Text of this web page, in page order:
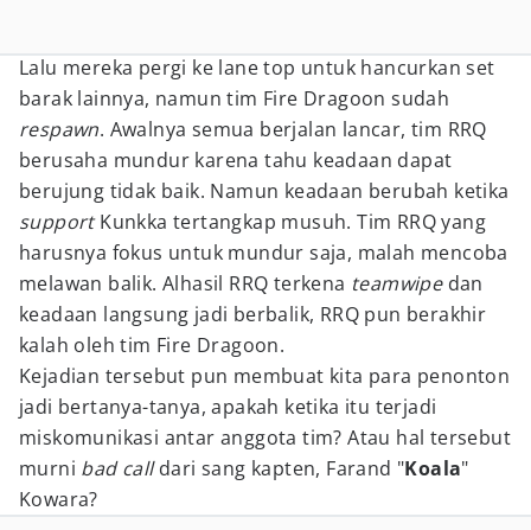
Lalu mereka pergi ke lane top untuk hancurkan set
barak lainnya, namun tim Fire Dragoon sudah
respawn. Awalnya semua berjalan lancar, tim RRQ
berusaha mundur karena tahu keadaan dapat
berujung tidak baik. Namun keadaan berubah ketika
supportKunkka tertangkap musuh. Tim RRQ yang
harusnya fokus untuk mundur saja, malah mencoba
melawan balik. Alhasil RRQ terkena teamwipedan
keadaan langsung jadi berbalik, RRQ pun berakhir
kalah oleh tim Fire Dragoon.
Kejadian tersebut pun membuat kita para penonton
jadi bertanya-tanya, apakah ketika itu terjadi
miskomunikasi antar anggota tim? Atau hal tersebut
murni bad calldari sang kapten, Farand "Koala"
Kowara?